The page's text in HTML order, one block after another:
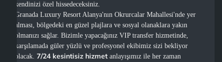
kendinizi özel hissedeceksiniz.
Granada Luxury Resort Alanya'nın Okrurcalar Mahallesi'nde yer
alması, bölgedeki en güzel plajlara ve sosyal olanaklara yakın
olmanızı sağlar. Bizimle yapacağınız VIP transfer hizmetinde,
karşılamada güler yüzlü ve profesyonel ekibimiz sizi bekliyor
olacak.7/24 kesintisiz hizmet anlayışımız ile her zaman